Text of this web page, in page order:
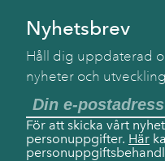
Nyhetsbrev
Håll dig uppdaterad
nyheter och
För att skicka vårt
personuppgifter. Här